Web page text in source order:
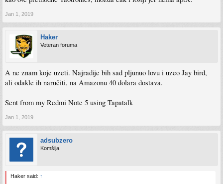
Jan 1, 2019
Haker
Veteran foruma
A ne znam koje uzeti. Najradije bih sad pljunuo lovu i uzeo Jay bird,
ali odakle ih naručiti, na Amazonu 40 dolara dostava.
Sent from my Redmi Note 5 using Tapatalk
Jan 1, 2019
adsubzero
Komšija
Haker said: ↑